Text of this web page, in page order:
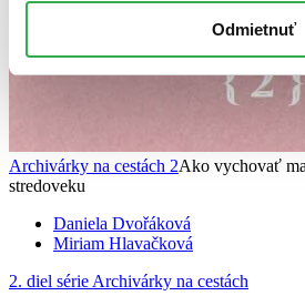
Odmietnuť
Archivárky na cestách 2Ako vychovať
stredoveku
Daniela Dvořáková
Miriam Hlavačková
2. diel série Archivárky na cestách